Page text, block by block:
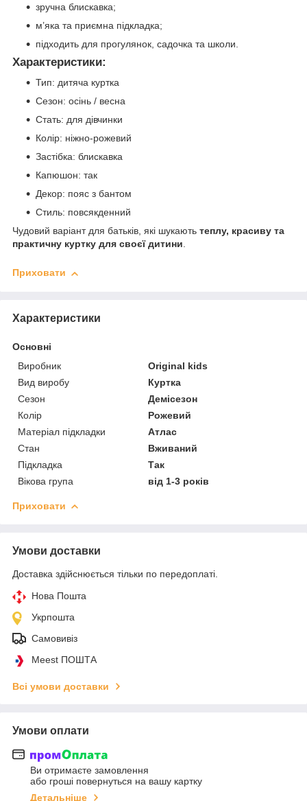
зручна блискавка;
м’яка та приємна підкладка;
підходить для прогулянок, садочка та школи.
Характеристики:
Тип: дитяча куртка
Сезон: осінь / весна
Стать: для дівчинки
Колір: ніжно-рожевий
Застібка: блискавка
Капюшон: так
Декор: пояс з бантом
Стиль: повсякденний
Чудовий варіант для батьків, які шукають теплу, красиву та
практичну куртку для своєї дитини.
Приховати
Характеристики
Основні
Виробник
Original kids
Вид виробу
Куртка
Сезон
Демісезон
Колір
Рожевий
Матеріал підкладки
Атлас
Стан
Вживаний
Підкладка
Так
Вікова група
від 1-3 років
Приховати
Умови доставки
Доставка здійснюється тільки по передоплаті.
Нова Пошта
Укрпошта
Самовивіз
Meest ПОШТА
Всі умови доставки
Умови оплати
Ви отримаєте замовлення
або гроші повернуться на вашу картку
Детальніше